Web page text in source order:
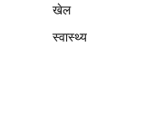
खेल
स्वास्थ्य